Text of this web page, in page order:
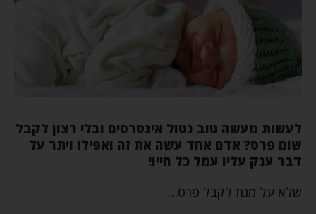
לעשות מעשה טוב נטול אינטרסים ובלי רצון לקבל
שום פרס? אדם אחד עשה את זה ואפילו ויתר על
דבר ענק עליו עמל כל חייו!
שלא על מנת לקבל פרס…